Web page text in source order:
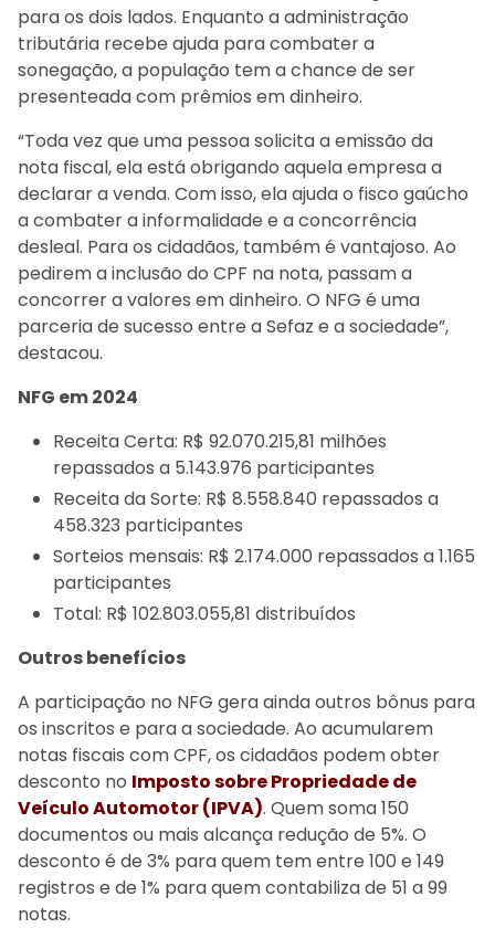
para os dois lados. Enquanto a administração
tributária recebe ajuda para combater a
sonegação, a população tem a chance de ser
presenteada com prêmios em dinheiro.
“Toda vez que uma pessoa solicita a emissão da
nota fiscal, ela está obrigando aquela empresa a
declarar a venda. Com isso, ela ajuda o fisco gaúcho
a combater a informalidade e a concorrência
desleal. Para os cidadãos, também é vantajoso. Ao
pedirem a inclusão do CPF na nota, passam a
concorrer a valores em dinheiro. O NFG é uma
parceria de sucesso entre a Sefaz e a sociedade”,
destacou.
NFG em 2024
Receita Certa: R$ 92.070.215,81 milhões
repassados a 5.143.976 participantes
Receita da Sorte: R$ 8.558.840 repassados a
458.323 participantes
Sorteios mensais: R$ 2.174.000 repassados a 1.165
participantes
Total: R$ 102.803.055,81 distribuídos
Outros benefícios
A participação no NFG gera ainda outros bônus para
os inscritos e para a sociedade. Ao acumularem
notas fiscais com CPF, os cidadãos podem obter
desconto no Imposto sobre Propriedade de
Veículo Automotor (IPVA). Quem soma 150
documentos ou mais alcança redução de 5%. O
desconto é de 3% para quem tem entre 100 e 149
registros e de 1% para quem contabiliza de 51 a 99
notas.